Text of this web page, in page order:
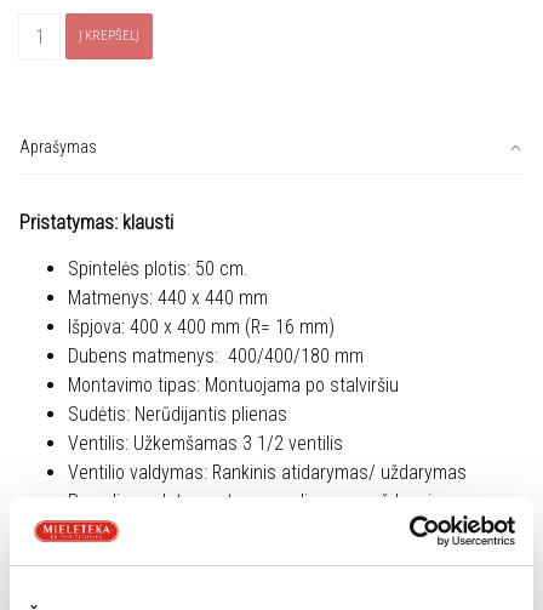
produkto
plautuvė
40
(122.0531.643)
Į KREPŠELĮ
Aprašymas
Pristatymas: klausti
Spintelės plotis: 50 cm.
Matmenys: 440 x 440 mm
Išpjova: 400 x 400 mm (R= 16 mm)
Dubens matmenys: 400/400/180 mm
Montavimo tipas: Montuojama po stalviršiu
Sudėtis: Nerūdijantis plienas
Ventilis: Užkemšamas 3 1/2 ventilis
Ventilio valdymas: Rankinis atidarymas/ uždarymas
Perpylimas: Integruotas perpylimas su uždengimu
Atliekų smulkintuvas: Suderinamas